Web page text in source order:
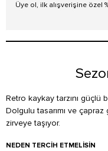
Üye ol, ilk alışverişine özel
Retro kaykay tarzını güçlü
Dolgulu tasarımı ve çapraz
zirveye taşıyor.
NEDEN TERCIH ETMELISIN